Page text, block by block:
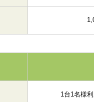
1台1名様